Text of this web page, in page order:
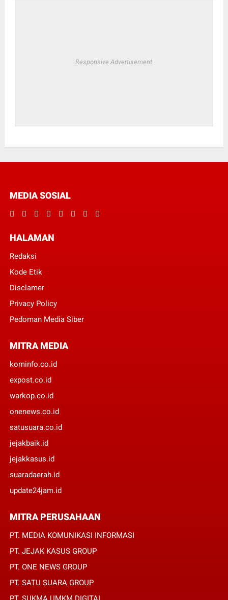
Responsive Advertisement
MEDIA SOSIAL
HALAMAN
Redaksi
Kode Etik
Disclamer
Privacy Policy
Pedoman Media Siber
MITRA MEDIA
kominfo.co.id
expost.co.id
warkop.co.id
onenews.co.id
satusuara.co.id
jejakbaik.id
jejakkasus.id
suaradaerah.id
update24jam.id
MITRA PERUSAHAAN
PT. MEDIA KOMUNIKASI INFORMASI
PT. JEJAK KASUS GROUP
PT. ONE NEWS GROUP
PT. SATU SUARA GROUP